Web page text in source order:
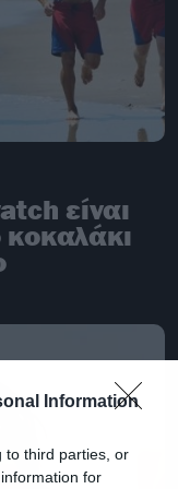
Information
to third parties, or
for
είναι
κοκαλάκι